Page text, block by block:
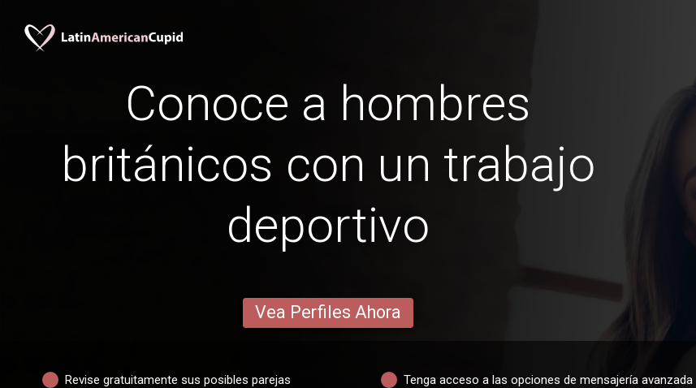
Conoce a hombres
británicos con un trabajo
deportivo
Vea Perfiles Ahora
Revise gratuitamente sus posibles parejas Tenga acceso a las opciones de mensajería avanzada